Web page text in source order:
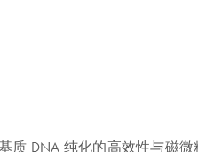
基质 DNA 纯化的高效性与